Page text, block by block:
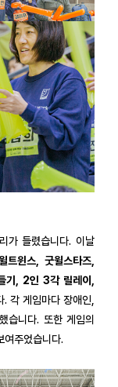
가 들렸습니다. 이날
트윈스, 굿윌스타즈,
기, 2인 3각 릴레이,
. 각 게임마다 장애인,
습니다. 또한 게임의
여주었습니다.